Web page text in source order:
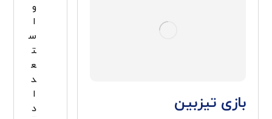
بازی تیزبین
و
ا
س
ت
ع
د
ا
د